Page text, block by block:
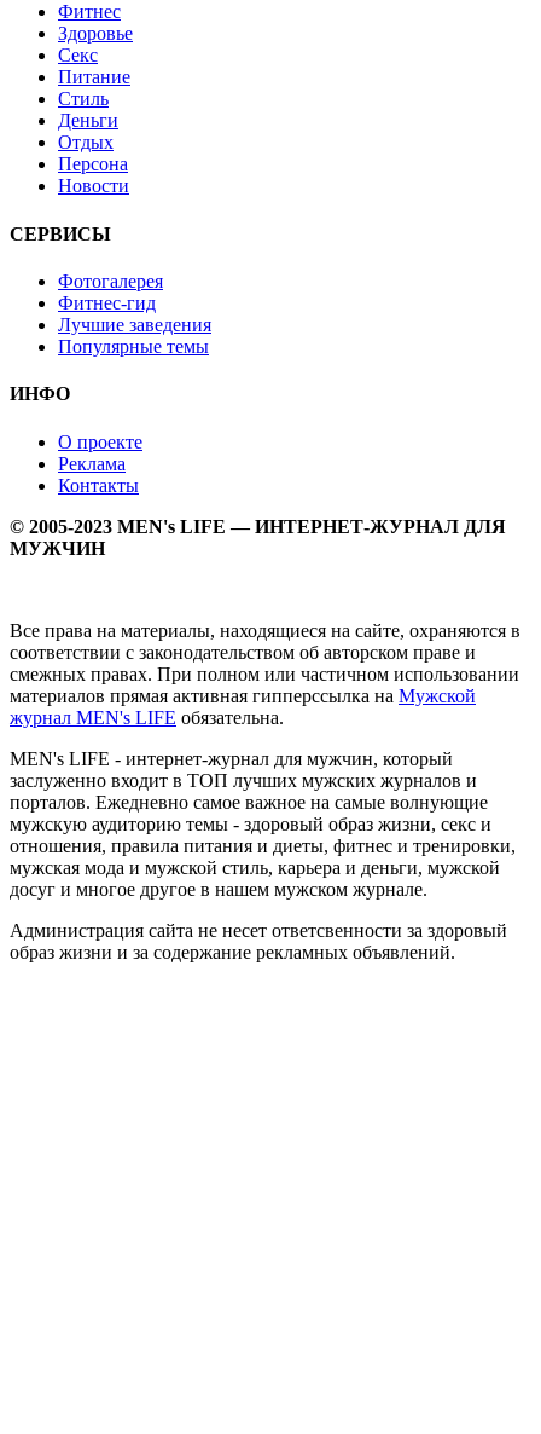
Фитнес
Здоровье
Секс
Питание
Стиль
Деньги
Отдых
Персона
Новости
СЕРВИСЫ
Фотогалерея
Фитнес-гид
Лучшие заведения
Популярные темы
ИНФО
О проекте
Реклама
Контакты
© 2005-2023 MEN's LIFE — ИНТЕРНЕТ-ЖУРНАЛ ДЛЯ
МУЖЧИН
Все права на материалы, находящиеся на сайте, охраняются в
соответствии с законодательством об авторском праве и
смежных правах. При полном или частичном использовании
материалов прямая активная гипперссылка на Мужской
журнал MEN's LIFE обязательна.
MEN's LIFE - интернет-журнал для мужчин, который
заслуженно входит в ТОП лучших мужских журналов и
порталов. Ежедневно самое важное на самые волнующие
мужскую аудиторию темы - здоровый образ жизни, секс и
отношения, правила питания и диеты, фитнес и тренировки,
мужская мода и мужской стиль, карьера и деньги, мужской
досуг и многое другое в нашем мужском журнале.
Администрация сайта не несет ответсвенности за здоровый
образ жизни и за содержание рекламных объявлений.